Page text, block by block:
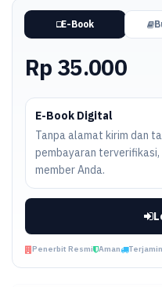
E-Book
Rp 35.000
E-Book Digital
Tanpa alamat kirim dan
pembayaran
member Anda.
Penerbit Resmi Aman Terjamin